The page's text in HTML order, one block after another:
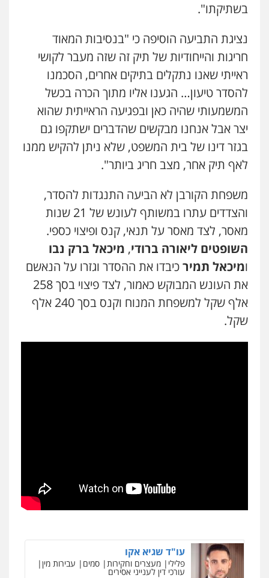
בשתיקתו".
נציגת התביעה הוסיפה כי "בנסיבות המאוד
חריגות והייחודיות של תיק זה שזה מעבר לקושי
ראייתי שאנו נתקלים בתיקים אחרים, הסכמנו
להסדר טיעון… הגענו אליו מתוך הכרה בכשל
המשמעותי שהיה כאן ובפגיעה הראייתית שהוא
יצר אבל אנחנו מבקשים שהדברים ישתקפו גם
בגזר דינו של בית המשפט, שלא ניתן להקיש ממנו
לאף תיק אחר, מצב חריג ביותר".
משפחת הקורבן לא הביעה התנגדות להסדר,
והצדדים עתרו במשותף לעונש של 21 שנות
מאסר, לצד מאסר על תנאי, קנס ופיצוי כספי.
השופטים ליאורה ברודי, מיכאל ברק נבו
ומיכאל תמירכיבדו את ההסדר וגזרו על הנאשם
את העונש המבוקש כאמור, לצד פיצוי בסך 258
אלף שקל למשפחת המנוח וקנס בסך 240 אלף
שקל.
0543986802
עו"ד בועז קניג
פלילי משפחה כלכלי צבאי
מנשה, אלמוג – עורכי דין
פלילי עבירות תנועה צווארון לבן תעבורה
עורכי דין לענייני אסירים
עו"ד אבי כהן
פשיעה חמורה
סמים עבירות מין
0523647066
ויקי שמואל – משרד עו"ד
משפט פלילי
0528959600
עו"ד תומר בנישתי
פלילי מעצרים וחקירות צווארון לבן פשיעה
עו"ד שגיא אקו
פלילי מעצרים וחקירות סמים עבירות מין
עורכי דין לענייני אסירים